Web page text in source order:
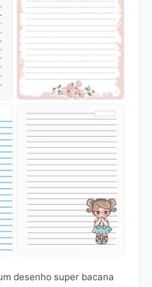
desenho super bacana